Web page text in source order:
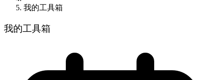
我的工具箱
我的工具箱